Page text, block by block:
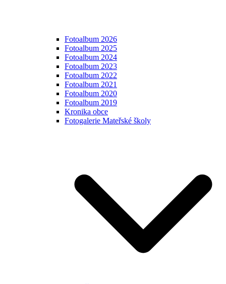
Fotoalbum 2026
Fotoalbum 2025
Fotoalbum 2024
Fotoalbum 2023
Fotoalbum 2022
Fotoalbum 2021
Fotoalbum 2020
Fotoalbum 2019
Kronika obce
Fotogalerie Mateřské školy